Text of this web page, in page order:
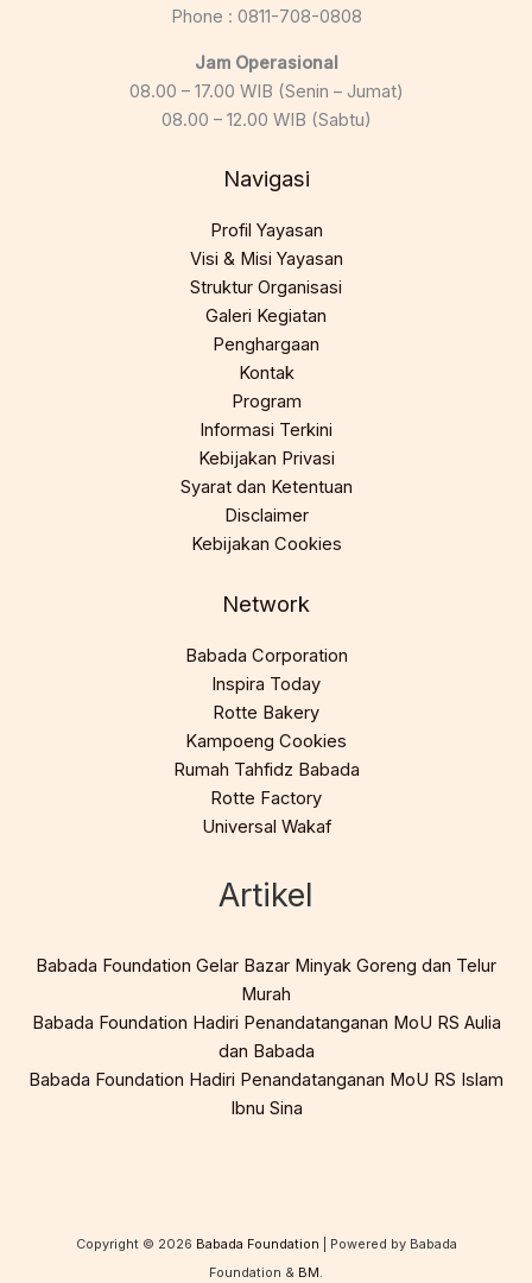
Phone : 0811-708-0808
Jam Operasional
08.00 – 17.00 WIB (Senin – Jumat)
08.00 – 12.00 WIB (Sabtu)
Navigasi
Profil Yayasan
Visi & Misi Yayasan
Struktur Organisasi
Galeri Kegiatan
Penghargaan
Kontak
Program
Informasi Terkini
Kebijakan Privasi
Syarat dan Ketentuan
Disclaimer
Kebijakan Cookies
Network
Babada Corporation
Inspira Today
Rotte Bakery
Kampoeng Cookies
Rumah Tahfidz Babada
Rotte Factory
Universal Wakaf
Artikel
Babada Foundation Gelar Bazar Minyak Goreng dan Telur
Murah
Babada Foundation Hadiri Penandatanganan MoU RS Aulia
dan Babada
Babada Foundation Hadiri Penandatanganan MoU RS Islam
Ibnu Sina
Copyright © 2026 Babada Foundation | Powered by Babada
Foundation & BM.